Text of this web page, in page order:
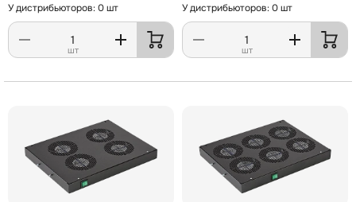
У дистрибьюторов: 0 шт
шт
У дистрибьюторов: 0 шт
шт